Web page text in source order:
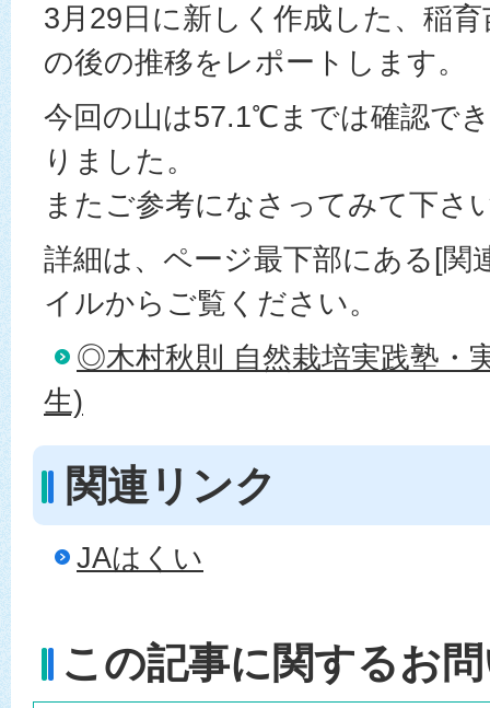
3月29日に新しく作成した、稲
の後の推移をレポートします。
今回の山は57.1℃までは確認で
りました。
またご参考になさってみて下さ
詳細は、ページ最下部にある[関
イルからご覧ください。
◎木村秋則 自然栽培実践塾・
生)
関連リンク
JAはくい
この記事に関するお